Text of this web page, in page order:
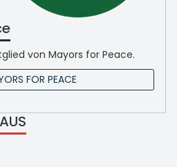
von Mayors for Peace.
FOR PEACE